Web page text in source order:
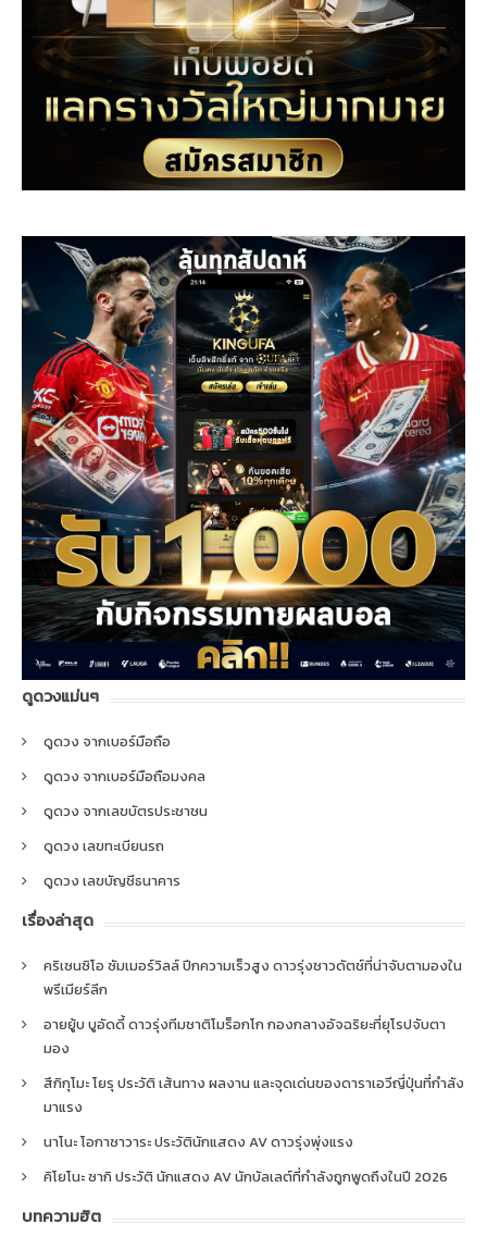
ดูดวงแม่นๆ
ดูดวง จากเบอร์มือถือ
ดูดวง จากเบอร์มือถือมงคล
ดูดวง จากเลขบัตรประชาชน
ดูดวง เลขทะเบียนรถ
ดูดวง เลขบัญชีธนาคาร
เรื่องล่าสุด
คริเซนซิโอ ซัมเมอร์วิลล์ ปีกความเร็วสูง ดาวรุ่งชาวดัตช์ที่น่าจับตามองใน
พรีเมียร์ลีก
อายยู้บ บูอัดดี้ ดาวรุ่งทีมชาติโมร็อกโก กองกลางอัจฉริยะที่ยุโรปจับตา
มอง
สึกิกุโมะ โยรุ ประวัติ เส้นทาง ผลงาน และจุดเด่นของดาราเอวีญี่ปุ่นที่กำลัง
มาแรง
นาโนะ โอกาซาวาระ ประวัตินักแสดง AV ดาวรุ่งพุ่งแรง
คิโยโนะ ซากิ ประวัติ นักแสดง AV นักบัลเลต์ที่กำลังถูกพูดถึงในปี 2026
บทความฮิต